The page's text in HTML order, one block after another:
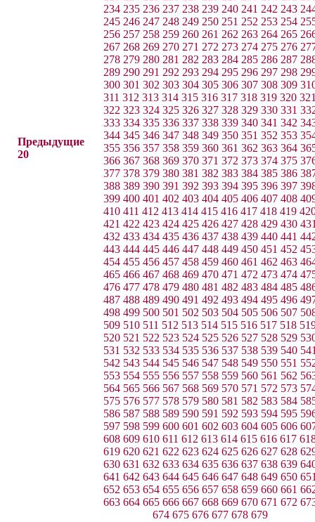
Предыдущие
20
234 235 236 237 238 239 240 241 242 243
245 246 247 248 249 250 251 252 253 254
256 257 258 259 260 261 262 263 264 265
267 268 269 270 271 272 273 274 275 276
278 279 280 281 282 283 284 285 286 287
289 290 291 292 293 294 295 296 297 298
300 301 302 303 304 305 306 307 308 309
311 312 313 314 315 316 317 318 319 320
322 323 324 325 326 327 328 329 330 331
333 334 335 336 337 338 339 340 341 342
344 345 346 347 348 349 350 351 352 353
355 356 357 358 359 360 361 362 363 364
366 367 368 369 370 371 372 373 374 375
377 378 379 380 381 382 383 384 385 386
388 389 390 391 392 393 394 395 396 397
399 400 401 402 403 404 405 406 407 408
410 411 412 413 414 415 416 417 418 419
421 422 423 424 425 426 427 428 429 430
432 433 434 435 436 437 438 439 440 441
443 444 445 446 447 448 449 450 451 452
454 455 456 457 458 459 460 461 462 463
465 466 467 468 469 470 471 472 473 474
476 477 478 479 480 481 482 483 484 485
487 488 489 490 491 492 493 494 495 496
498 499 500 501 502 503 504 505 506 507
509 510 511 512 513 514 515 516 517 518
520 521 522 523 524 525 526 527 528 529
531 532 533 534 535 536 537 538 539 540
542 543 544 545 546 547 548 549 550 551
553 554 555 556 557 558 559 560 561 562
564 565 566 567 568 569 570 571 572 573
575 576 577 578 579 580 581 582 583 584
586 587 588 589 590 591 592 593 594 595
597 598 599 600 601 602 603 604 605 606
608 609 610 611 612 613 614 615 616 617
619 620 621 622 623 624 625 626 627 628
630 631 632 633 634 635 636 637 638 639
641 642 643 644 645 646 647 648 649 650
652 653 654 655 656 657 658 659 660 661
663 664 665 666 667 668 669 670 671 672
674 675 676 677 678 679